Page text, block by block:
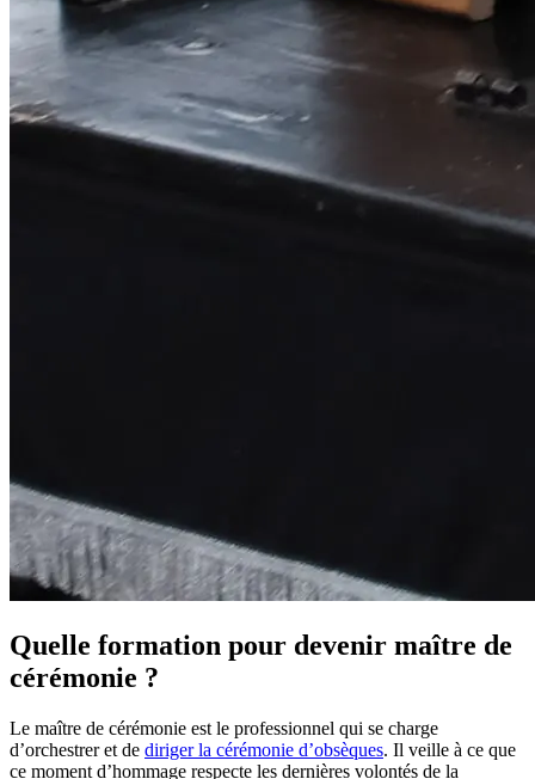
Quelle formation pour devenir maître de
cérémonie ?
Le maître de cérémonie est le professionnel qui se charge
d’orchestrer et de diriger la cérémonie d’obsèques. Il veille à ce que
ce moment d’hommage respecte les dernières volontés de la